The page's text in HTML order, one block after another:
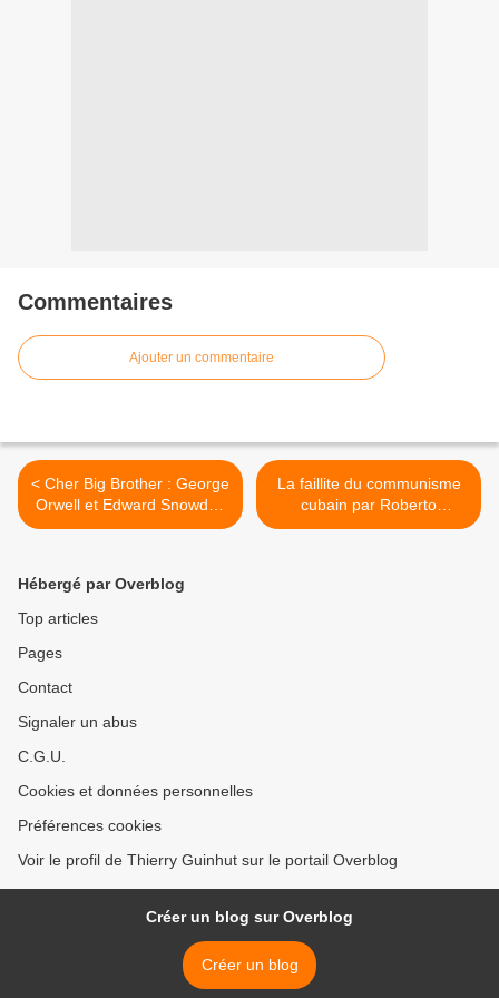
Commentaires
Ajouter un commentaire
< Cher Big Brother : George
Orwell et Edward Snowden
au Prism américain et
La faillite du communisme
cubain par Roberto
Ampuero et Reinaldo
Hébergé par Overblog
Top articles
Pages
Contact
Signaler un abus
C.G.U.
Cookies et données personnelles
Préférences cookies
Voir le profil de Thierry Guinhut sur le portail Overblog
Créer un blog sur Overblog
Créer un blog